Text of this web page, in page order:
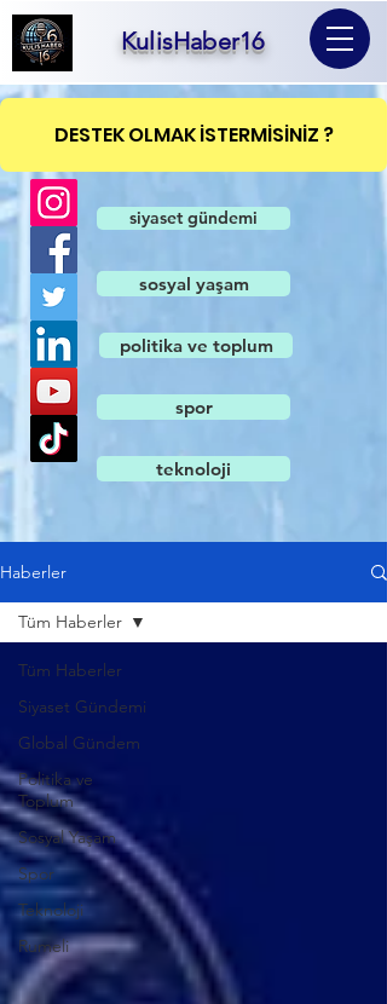
KulisHaber16
DESTEK OLMAK İSTERMİSİNİZ ?
siyaset gündemi
sosyal yaşam
politika ve toplum
spor
teknoloji
Haberler
Tüm Haberler
Siyaset Gündemi
Global Gündem
Politika ve
Toplum
Sosyal Yaşam
Spor
Teknoloji
Rumeli
Tüm Haberler